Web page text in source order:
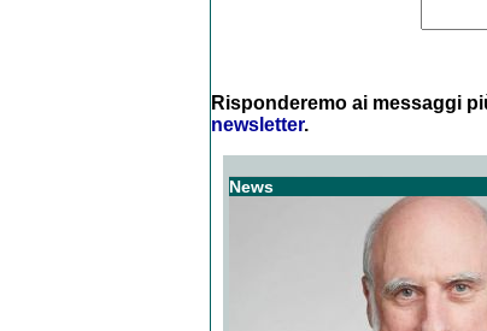
Risponderemo ai messaggi
newsletter.
News